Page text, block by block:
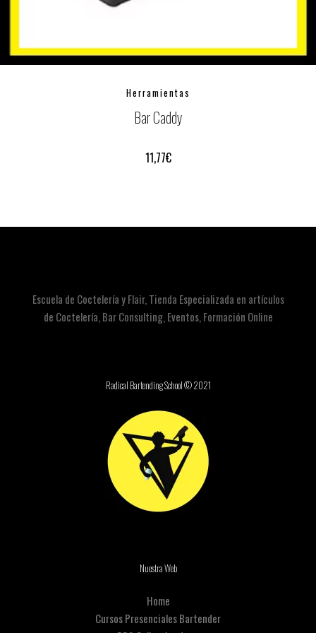
Herramientas
Bar Caddy
11,77€
Escuela de Coctelería y Flair, Tienda Especializada en artículos
de Coctelería, Bar Consulting, Eventos, Formación Online
Radical Bartending School © 2021
Nuestra Web
Home
Cursos Presenciales Bartender